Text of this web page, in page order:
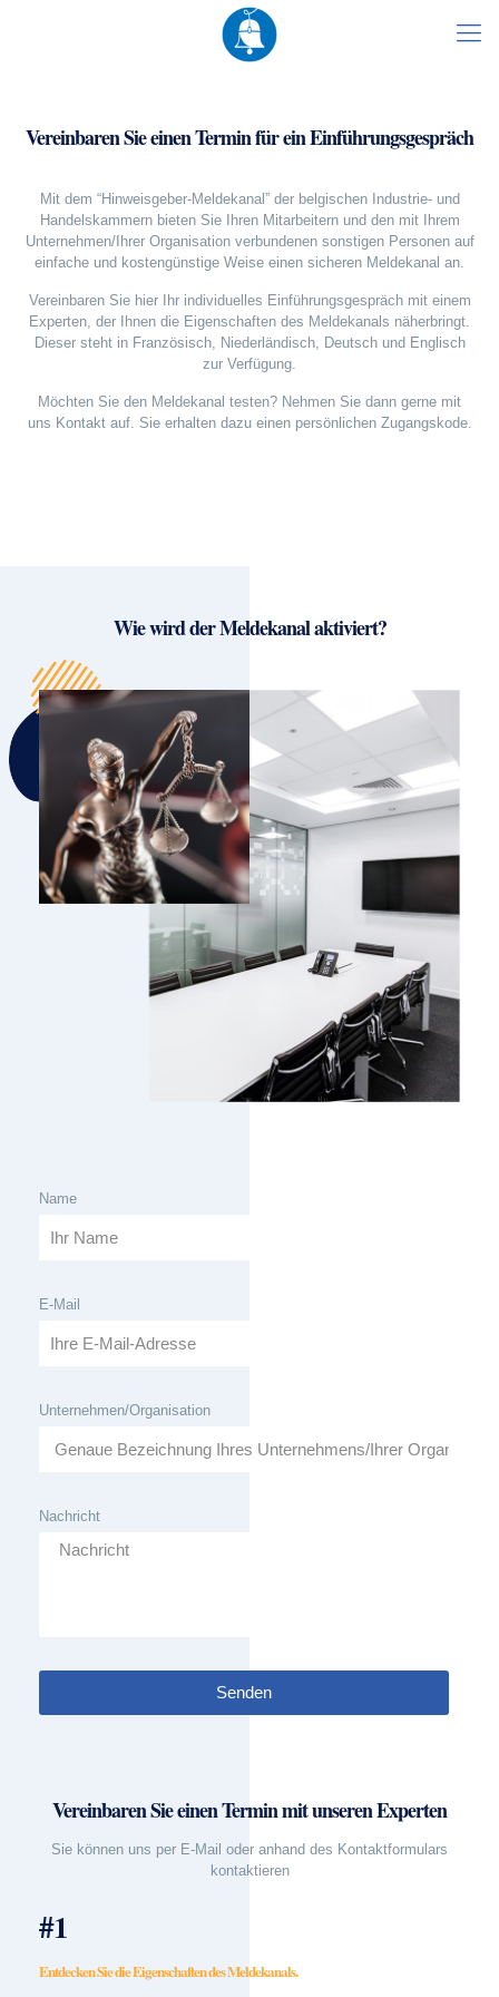
Vereinbaren Sie einen Termin für ein Einführungsgespräch
Mit dem “Hinweisgeber-Meldekanal” der belgischen Industrie- und
Handelskammern bieten Sie Ihren Mitarbeitern und den mit Ihrem
Unternehmen/Ihrer Organisation verbundenen sonstigen Personen auf
einfache und kostengünstige Weise einen sicheren Meldekanal an.
Vereinbaren Sie hier Ihr individuelles Einführungsgespräch mit einem
Experten, der Ihnen die Eigenschaften des Meldekanals näherbringt.
Dieser steht in Französisch, Niederländisch, Deutsch und Englisch
zur Verfügung.
Möchten Sie den Meldekanal testen? Nehmen Sie dann gerne mit
uns Kontakt auf. Sie erhalten dazu einen persönlichen Zugangskode.
Wie wird der Meldekanal aktiviert?
Name
E-Mail
Unternehmen/Organisation
Nachricht
Senden
Vereinbaren Sie einen Termin mit unseren Experten
Sie können uns per E-Mail oder anhand des Kontaktformulars
kontaktieren
#1
Entdecken Sie die Eigenschaften des Meldekanals.